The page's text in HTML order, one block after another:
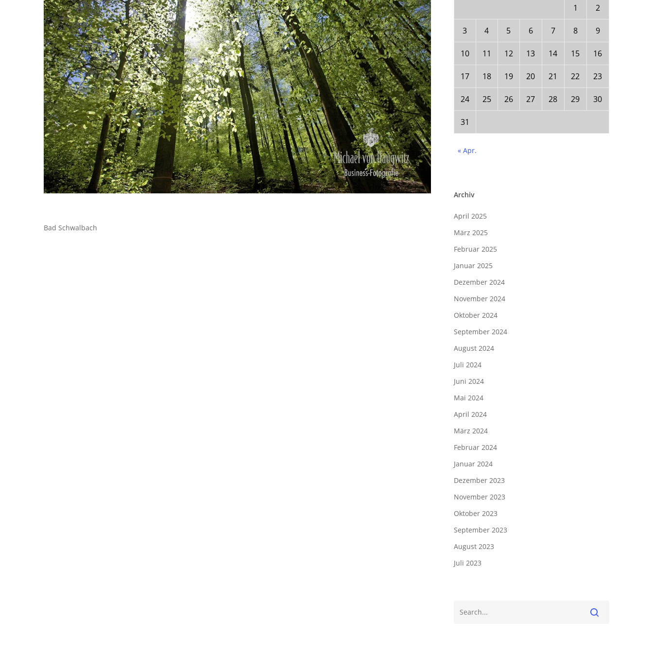
Bad Schwalbach
1 2
3 4 5 6 7 8 9
10 11 12 13 14 15 16
17 18 19 20 21 22 23
24 25 26 27 28 29 30
31
« Apr.
Archiv
April 2025
März 2025
Februar 2025
Januar 2025
Dezember 2024
November 2024
Oktober 2024
September 2024
August 2024
Juli 2024
Juni 2024
Mai 2024
April 2024
März 2024
Februar 2024
Januar 2024
Dezember 2023
November 2023
Oktober 2023
September 2023
August 2023
Juli 2023